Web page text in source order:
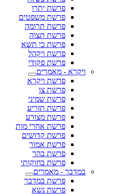
פרשת יתרו
פרשת משפטים
פרשת תרומה
פרשת תצוה
פרשת כי תשא
פרשת ויקהל
פרשת פקודי
ויקרא - מאמרים
פרשת ויקרא
פרשת צו
פרשת שמיני
פרשת תזריע
פרשת מצורע
פרשת אחרי מות
פרשת קדושים
פרשת אמור
פרשת בהר
פרשת בחוקותי
במדבר - מאמרים
פרשת במדבר
פרשת נשא